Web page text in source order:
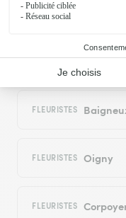
couvertes par
FLEURISTES Frôlois
FLEURISTES
FLEURISTES Oigny
FLEURISTES